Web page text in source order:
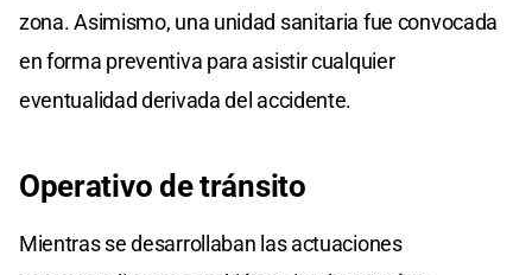
zona. Asimismo, una unidad sanitaria fue convocada
en forma preventiva para asistir cualquier
eventualidad derivada del accidente.
Operativo de tránsito
Mientras se desarrollaban las actuaciones